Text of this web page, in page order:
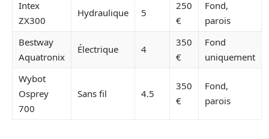
Intex
ZX300
Hydraulique 5
250
€
Fond,
parois
Bestway
Aquatronix
Électrique 4
350
€
Fond
uniquement
Wybot
Osprey
700
Sans fil 4.5
350
€
Fond,
parois